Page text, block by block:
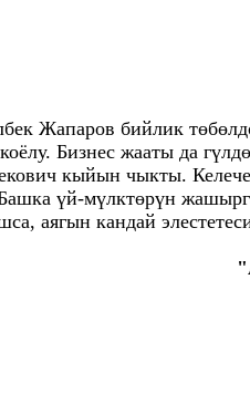
Жапаров бийлик
Бизнес жааты да
кыйын чыкты.
үй-мүлктөрүн
аягын кандай